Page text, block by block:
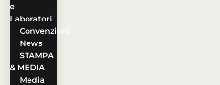
e
Laboratori
Convenzioni
News
STAMPA
& MEDIA
Media